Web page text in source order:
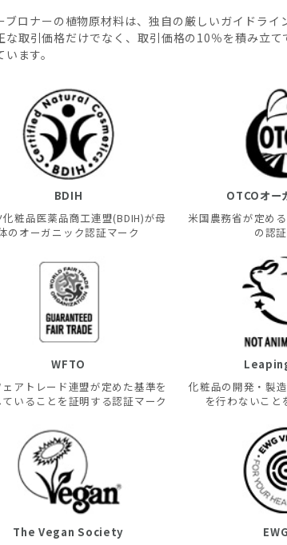
ブロナーの植物原材料は、独自の厳しいガイドラ
な取引価格だけでなく、取引価格の10％を積み立
ます。
BDIH
化粧品医薬品商工連盟(BDIH)が母
のオーガニック認証マーク
OTCOオー
米国農務省が定め
の認
WFTO
アトレード連盟が定めた基準を
いることを証明する認証マーク
化粧品の開発・製
を行わないこと
The Vegan Society